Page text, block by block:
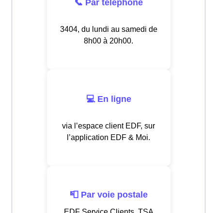
📞 Par téléphone
3404, du lundi au samedi de
8h00 à 20h00.
💻 En ligne
via l’espace client EDF, sur
l’application EDF & Moi.
📮 Par voie postale